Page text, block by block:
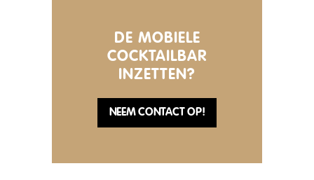
DE MOBIELE
COCKTAILBAR
INZETTEN?
NEEM CONTACT OP!